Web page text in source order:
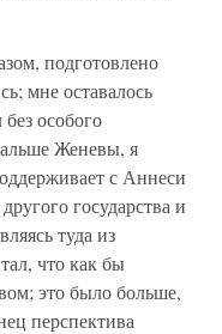
подготовлено
мне оставалось
особого
Женевы, я
с Аннеси
государства и
туда из
что как бы
это было больше,
перспектива